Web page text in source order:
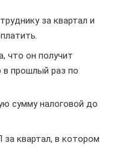
за квартал и
что он получит
в прошлый раз по
сумму налоговой до
квартал, в котором